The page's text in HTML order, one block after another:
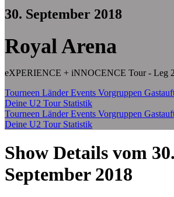
30. September 2018
Royal Arena
eXPERIENCE + iNNOCENCE Tour - Leg
Tourneen LänderEvents Vorgruppen
Deine U2 Tour Statistik
Tourneen LänderEvents Vorgruppen
Deine U2 Tour Statistik
Show Details vom 30.
September 2018